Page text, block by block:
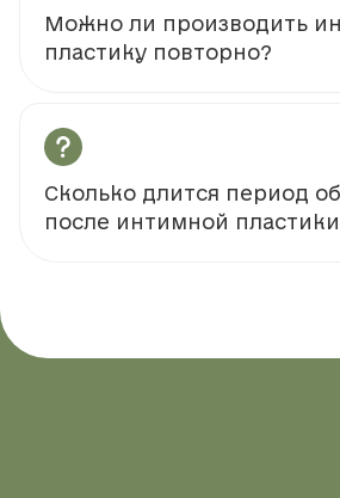
Можно ли производить
пластику повторно?
Сколько длится период
после интимной